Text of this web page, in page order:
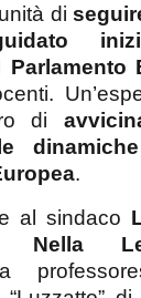
di
di
.
al sindaco
Nella